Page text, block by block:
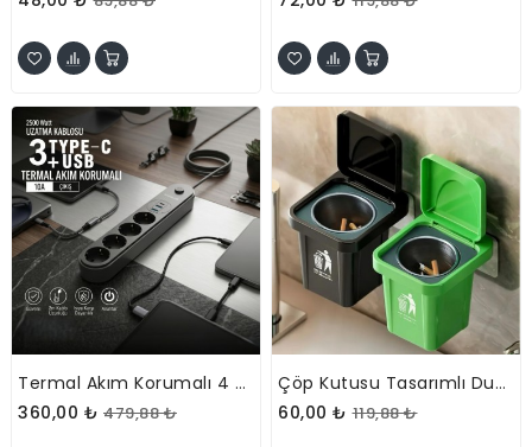
Termal Akım Korumalı 4 Prizli USB Girişli Uzatma Kablosu
360,00 ₺ 479,88 ₺
Çöp Kutusu Tasarımlı Duvar Küllüğü
60,00 ₺ 119,88 ₺